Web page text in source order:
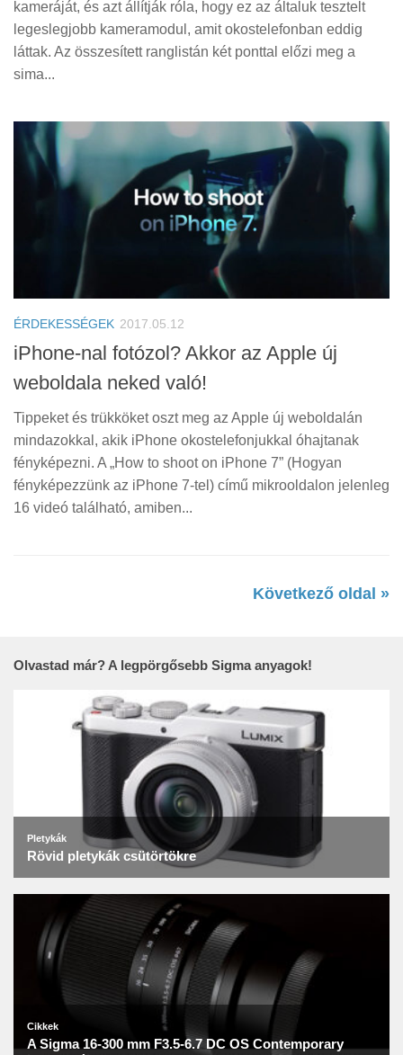
kameráját, és azt állítják róla, hogy ez az általuk tesztelt
legeslegjobb kameramodul, amit okostelefonban eddig
láttak. Az összesített ranglistán két ponttal előzi meg a
sima...
ÉRDEKESSÉGEK 2017.05.12
iPhone-nal fotózol? Akkor az Apple új
weboldala neked való!
Tippeket és trükköket oszt meg az Apple új weboldalán
mindazokkal, akik iPhone okostelefonjukkal óhajtanak
fényképezni. A „How to shoot on iPhone 7” (Hogyan
fényképezzünk az iPhone 7-tel) című mikrooldalon jelenleg
16 videó található, amiben...
Következő oldal »
Olvastad már? A legpörgősebb Sigma anyagok!